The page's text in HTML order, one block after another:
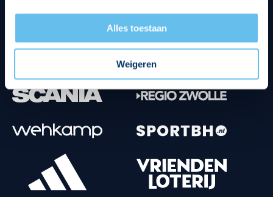
Alles toestaan
Weigeren